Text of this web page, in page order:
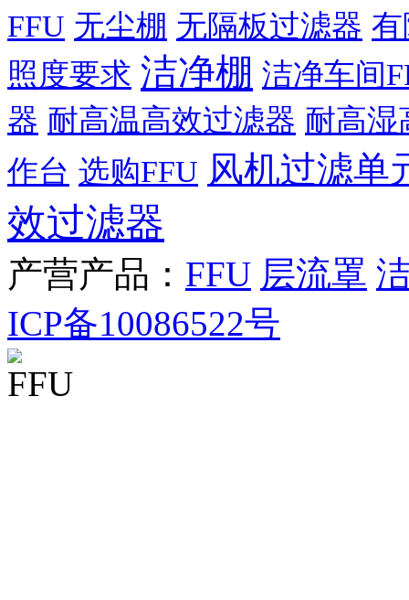
FFU 无尘棚 无隔板过滤器
照度要求 洁净棚 洁净车间
器 耐高温高效过滤器 耐高湿
作台 选购FFU 风机过滤单
效过滤器
产营产品： FFU 层流罩
ICP备10086522号